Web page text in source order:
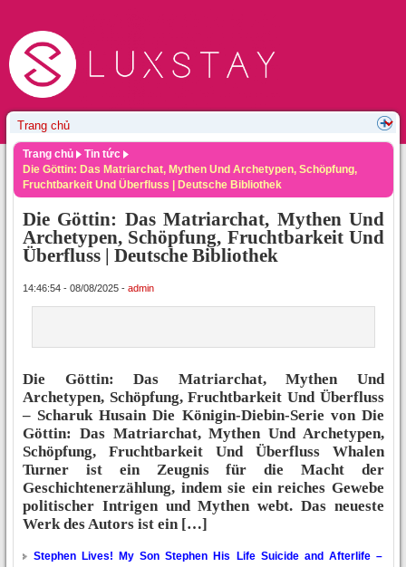
Trang chủ
Tin tức
Die Göttin: Das Matriarchat, Mythen Und Archetypen, Schöpfung,
Fruchtbarkeit Und Überfluss | Deutsche Bibliothek
Die Göttin: Das Matriarchat, Mythen Und
Archetypen, Schöpfung, Fruchtbarkeit Und
Überfluss | Deutsche Bibliothek
14:46:54 - 08/08/2025 - admin
Die Göttin: Das Matriarchat, Mythen Und
Archetypen, Schöpfung, Fruchtbarkeit Und Überfluss
– Scharuk Husain Die Königin-Diebin-Serie von Die
Göttin: Das Matriarchat, Mythen Und Archetypen,
Schöpfung, Fruchtbarkeit Und Überfluss Whalen
Turner ist ein Zeugnis für die Macht der
Geschichtenerzählung, indem sie ein reiches Gewebe
politischer Intrigen und Mythen webt. Das neueste
Werk des Autors ist ein […]
Stephen Lives! My Son Stephen His Life Suicide and Afterlife –